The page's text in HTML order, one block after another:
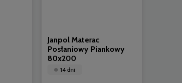
Janpol Materac
Posłaniowy Piankowy
80x200
14 dni